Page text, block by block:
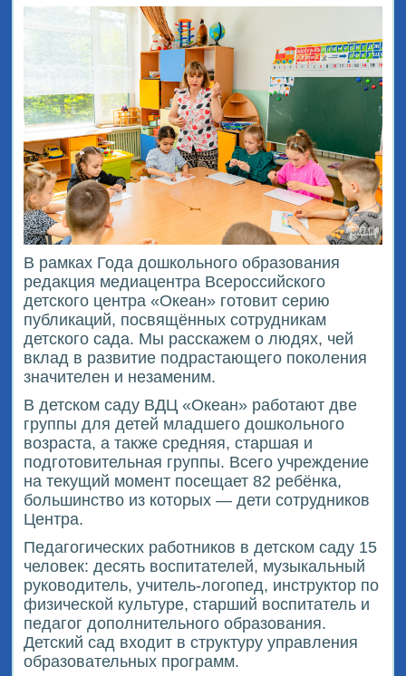
В рамках Года дошкольного образования
редакция медиацентра Всероссийского
детского центра «Океан» готовит серию
публикаций, посвящённых сотрудникам
детского сада. Мы расскажем о людях, чей
вклад в развитие подрастающего поколения
значителен и незаменим.
В детском саду ВДЦ «Океан» работают две
группы для детей младшего дошкольного
возраста, а также средняя, старшая и
подготовительная группы. Всего учреждение
на текущий момент посещает 82 ребёнка,
большинство из которых — дети сотрудников
Центра.
Педагогических работников в детском саду 15
человек: десять воспитателей, музыкальный
руководитель, учитель-логопед, инструктор по
физической культуре, старший воспитатель и
педагог дополнительного образования.
Детский сад входит в структуру управления
образовательных программ.